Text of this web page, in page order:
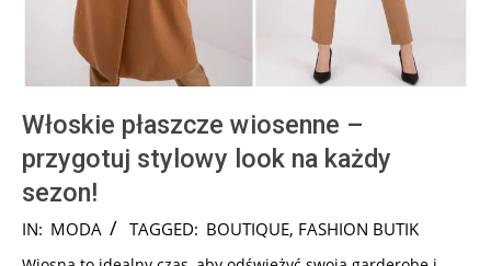
Włoskie płaszcze wiosenne –
przygotuj stylowy look na każdy
sezon!
2024-
IN: MODA TAGGED: BOUTIQUE, FASHION BUTIK